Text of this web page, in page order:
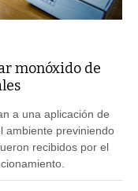
monóxido de
a una aplicación de
ambiente previniendo
recibidos por el